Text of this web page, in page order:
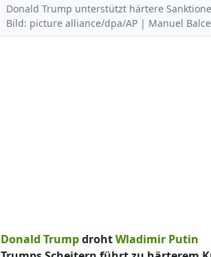
Donald Trump unterstützt härtere
Bild: picture alliance/dpa/AP | Manuel
Donald TrumpdrohtWladimir Putin